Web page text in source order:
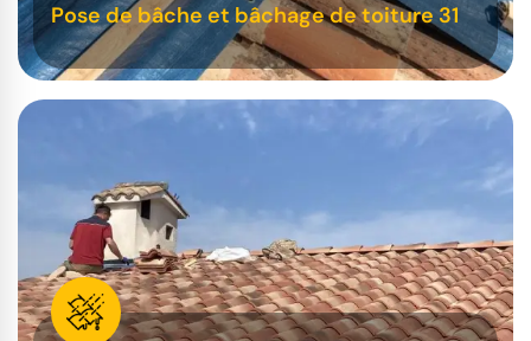
Pose de bâche et bâchage de toiture 31